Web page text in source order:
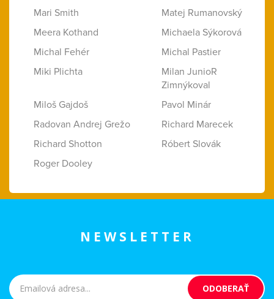
Mari Smith
Matej Rumanovský
Meera Kothand
Michaela Sýkorová
Michal Fehér
Michal Pastier
Miki Plichta
Milan JunioR
Zimnýkoval
Miloš Gajdoš
Pavol Minár
Radovan Andrej Grežo
Richard Marecek
Richard Shotton
Róbert Slovák
Roger Dooley
NEWSLETTER